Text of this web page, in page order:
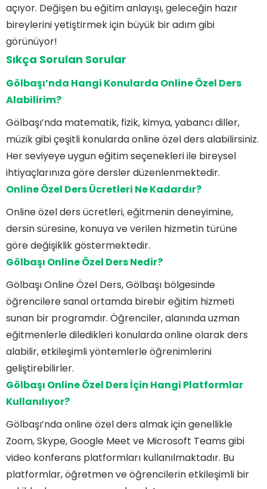
açıyor. Değişen bu eğitim anlayışı, geleceğin hazır
bireylerini yetiştirmek için büyük bir adım gibi
görünüyor!
Sıkça Sorulan Sorular
Gölbaşı’nda Hangi Konularda Online Özel Ders
Alabilirim?
Gölbaşı’nda matematik, fizik, kimya, yabancı diller,
müzik gibi çeşitli konularda online özel ders alabilirsiniz.
Her seviyeye uygun eğitim seçenekleri ile bireysel
ihtiyaçlarınıza göre dersler düzenlenmektedir.
Online Özel Ders Ücretleri Ne Kadardır?
Online özel ders ücretleri, eğitmenin deneyimine,
dersin süresine, konuya ve verilen hizmetin türüne
göre değişiklik göstermektedir.
Gölbaşı Online Özel Ders Nedir?
Gölbaşı Online Özel Ders, Gölbaşı bölgesinde
öğrencilere sanal ortamda birebir eğitim hizmeti
sunan bir programdır. Öğrenciler, alanında uzman
eğitmenlerle diledikleri konularda online olarak ders
alabilir, etkileşimli yöntemlerle öğrenimlerini
geliştirebilirler.
Gölbaşı Online Özel Ders İçin Hangi Platformlar
Kullanılıyor?
Gölbaşı’nda online özel ders almak için genellikle
Zoom, Skype, Google Meet ve Microsoft Teams gibi
video konferans platformları kullanılmaktadır. Bu
platformlar, öğretmen ve öğrencilerin etkileşimli bir